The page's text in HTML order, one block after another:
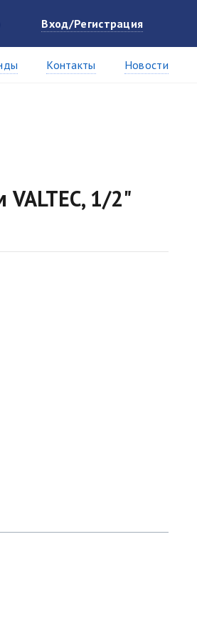
Вход/Регистрация
Контакты Новости
1/2"